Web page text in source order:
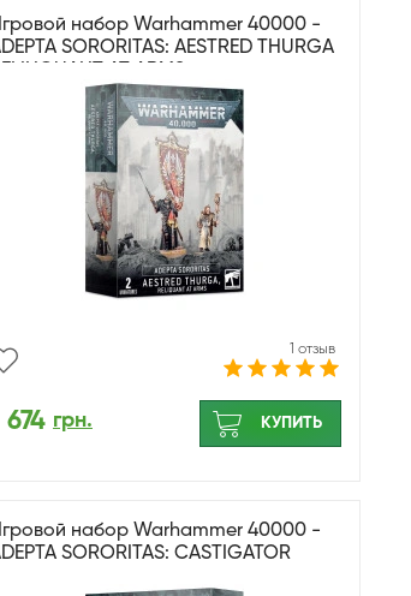
набор Warhammer 40000 -
SORORITAS: AESTRED THURGA
1 отзыв
674 грн. КУПИТЬ
набор Warhammer 40000 -
SORORITAS: CASTIGATOR